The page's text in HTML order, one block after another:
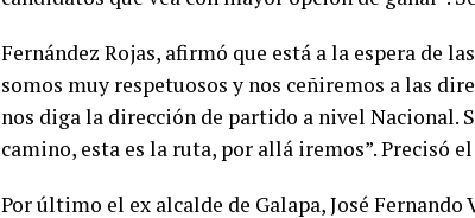
Fernández Rojas, afirmó que está a la espera de
somos muy respetuosos y nos ceñiremos a las
nos diga la dirección de partido a nivel Nacional.
camino, esta es la ruta, por allá iremos”. Precisó
Por último el ex alcalde de Galapa, José